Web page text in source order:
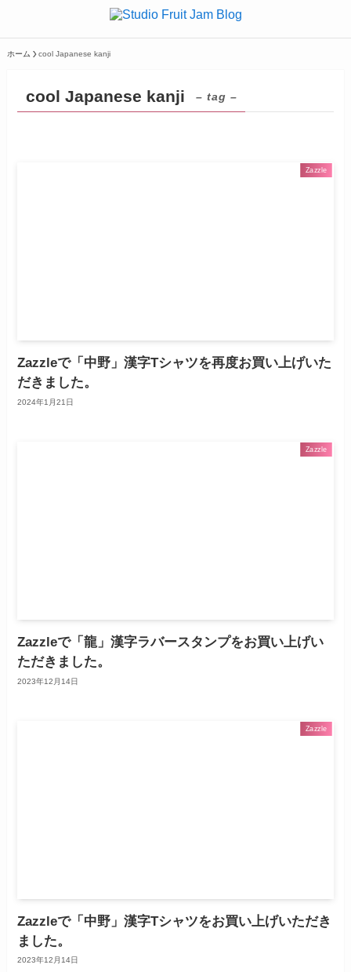
ホーム cool Japanese kanji
cool Japanese kanji – tag –
Zazzle
Zazzleで「中野」漢字Tシャツを再度お買い上げいた
だきました。
2024年1月21日
Zazzle
Zazzleで「龍」漢字ラバースタンプをお買い上げい
ただきました。
2023年12月14日
Zazzle
Zazzleで「中野」漢字Tシャツをお買い上げいただき
ました。
2023年12月14日